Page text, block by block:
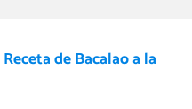
Receta de Bacalao a la